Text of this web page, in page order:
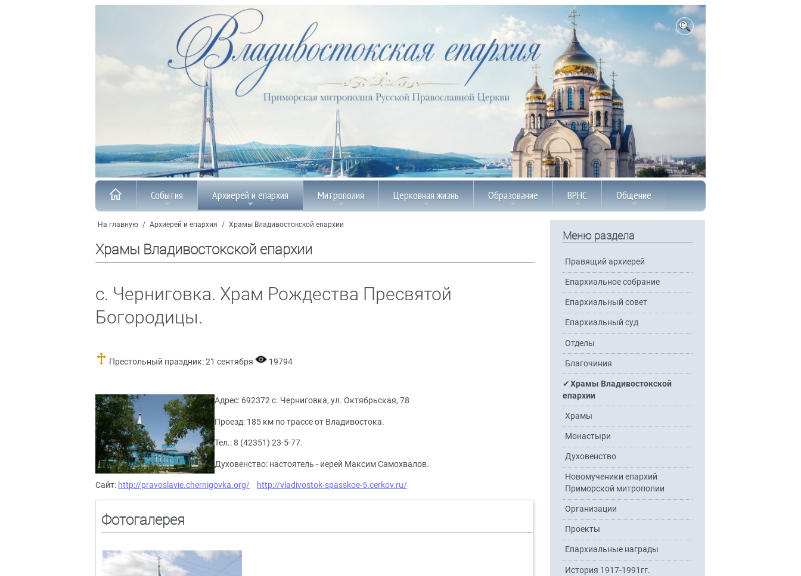
События Архиерей и епархия Митрополия Церковная жизнь Образование ВРНС Общение
На главную / Архиерей и епархия / Храмы Владивостокской епархии
Храмы Владивостокской епархии
с. Черниговка. Храм Рождества Пресвятой
Богородицы.
Престольный праздник: 21 сентября 19794
Адрес: 692372 с. Черниговка, ул. Октябрьская, 78
Проезд: 185 км по трассе от Владивостока.
Тел.: 8 (42351) 23-5-77.
Духовенство: настоятель - иерей Максим Самохвалов.
Сайт: http://pravoslavie.chernigovka.org/ http://vladivostok-spasskoe-5.cerkov.ru/
Фотогалерея
Меню раздела
Правящий архиерей
Епархиальное собрание
Епархиальный совет
Епархиальный суд
Отделы
Благочиния
Храмы Владивостокской
епархии
Храмы
Монастыри
Духовенство
Новомученики епархий
Приморской митрополии
Организации
Проекты
Епархиальные награды
История 1917-1991гг.